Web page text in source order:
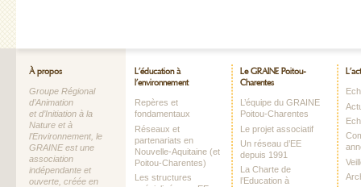
À propos
Groupe Régional
d’Animation
et d’Initiation à la
Nature et à
l’Environnement, le
GRAINE est une
association
indépendante et
ouverte, créée en
L’éducation à
l’environnement
Repères et
fondamentaux
Réseaux et
partenariats en
Nouvelle-Aquitaine (et
Poitou-Charentes)
Les structures
Le GRAINE Poitou-
Charentes
L’équipe du GRAINE
Poitou-Charentes
Le projet associatif
Un réseau d’EE
depuis 1991
La Charte de
l’Education à